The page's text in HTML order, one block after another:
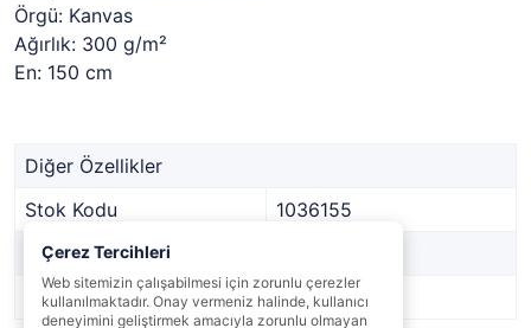
Örgü: Kanvas
Ağırlık: 300 g/m²
En: 150 cm
Diğer Özellikler
Stok Kodu
1036155
Marka
Stok Durumu
Var
Çerez Tercihleri
Web sitemizin çalışabilmesi için zorunlu çerezler
kullanılmaktadır. Onay vermeniz halinde, kullanıcı
deneyimini geliştirmek amacıyla zorunlu olmayan